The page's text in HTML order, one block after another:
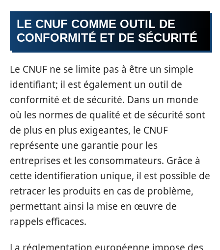
LE CNUF COMME OUTIL DE
CONFORMITÉ ET DE SÉCURITÉ
Le CNUF ne se limite pas à être un simple
identifiant; il est également un outil de
conformité et de sécurité. Dans un monde
où les normes de qualité et de sécurité sont
de plus en plus exigeantes, le CNUF
représente une garantie pour les
entreprises et les consommateurs. Grâce à
cette identifieration unique, il est possible de
retracer les produits en cas de problème,
permettant ainsi la mise en œuvre de
rappels efficaces.